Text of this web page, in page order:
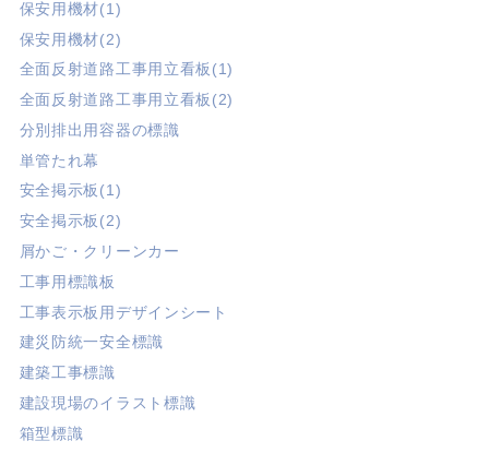
保安用機材(1)
保安用機材(2)
全面反射道路工事用立看板(1)
全面反射道路工事用立看板(2)
分別排出用容器の標識
単管たれ幕
安全掲示板(1)
安全掲示板(2)
屑かご・クリーンカー
工事用標識板
工事表示板用デザインシート
建災防統一安全標識
建築工事標識
建設現場のイラスト標識
箱型標識